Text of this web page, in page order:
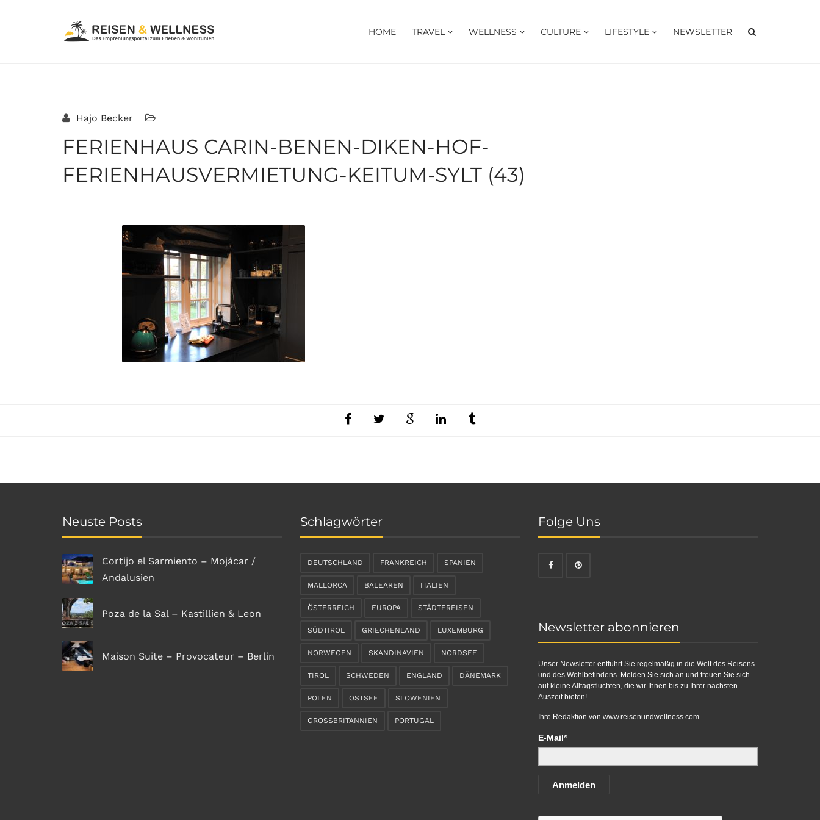
HOME TRAVEL WELLNESS CULTURE LIFESTYLE NEWSLETTER
Hajo Becker
FERIENHAUS CARIN-BENEN-DIKEN-HOF-
FERIENHAUSVERMIETUNG-KEITUM-SYLT (43)
Neuste Posts
Cortijo el Sarmiento – Mojácar /
Andalusien
Poza de la Sal – Kastillien & Leon
Maison Suite – Provocateur – Berlin
Schlagwörter
DEUTSCHLAND FRANKREICH SPANIEN
MALLORCA BALEAREN ITALIEN
ÖSTERREICH EUROPA STÄDTEREISEN
SÜDTIROL GRIECHENLAND LUXEMBURG
NORWEGEN SKANDINAVIEN NORDSEE
TIROL SCHWEDEN ENGLAND DÄNEMARK
POLEN OSTSEE SLOWENIEN
GROSSBRITANNIEN PORTUGAL
Folge Uns
Newsletter abonnieren
Unser Newsletter entführt Sie regelmäßig in die Welt des Reisens
und des Wohlbefindens. Melden Sie sich an und freuen Sie sich
auf kleine Alltagsfluchten, die wir Ihnen bis zu Ihrer nächsten
Auszeit bieten!
Ihre Redaktion von www.reisenundwellness.com
E-Mail*
Anmelden